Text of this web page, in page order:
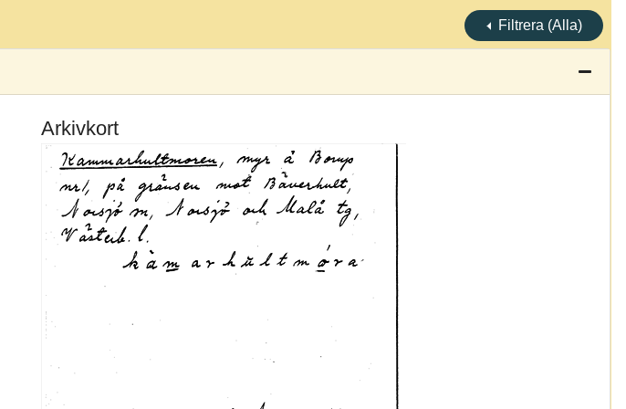
Filtrera (Alla)
Arkivkort